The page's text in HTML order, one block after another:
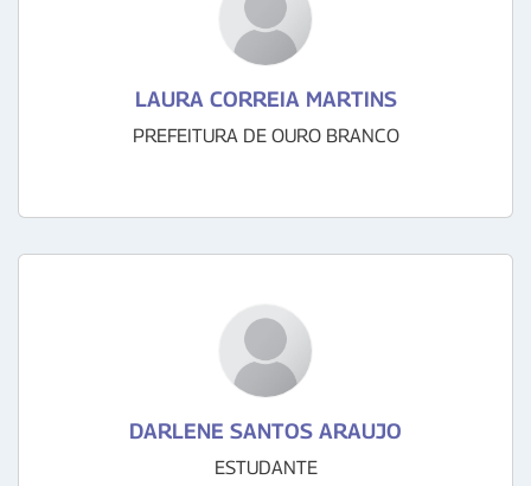
LAURA CORREIA MARTINS
PREFEITURA DE OURO BRANCO
DARLENE SANTOS ARAUJO
ESTUDANTE